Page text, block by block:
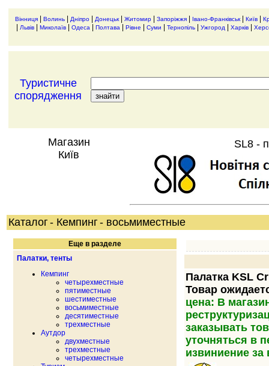
Вінниця Волинь Дніпро Донецьк| Житомир Запоріжжя Івано-Франківськ| Київ
Львів Миколаїв Одеса Полтава Рівне Суми Тернопіль Ужгород Харків
Туристичне
спорядження
Магазин
Київ
SL8 -
Каталог - Кемпинг - восьмиместные
Еще в разделе
Палатки, тенты
Кемпинг
четырехместные
пятиместные
шестиместные
восьмиместные
десятиместные
трехместные
Аутдор
двухместные
трехместные
четырехместные
Палатка KSL
Товар
цена: В
заказывать
уточняться в
извиниение